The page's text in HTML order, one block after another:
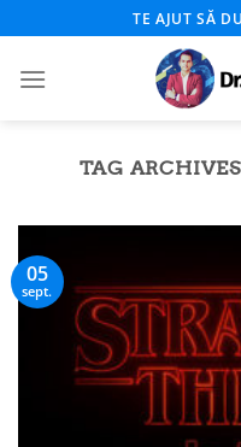
to
content
TE AJUT SĂ
TAG
05
sept.